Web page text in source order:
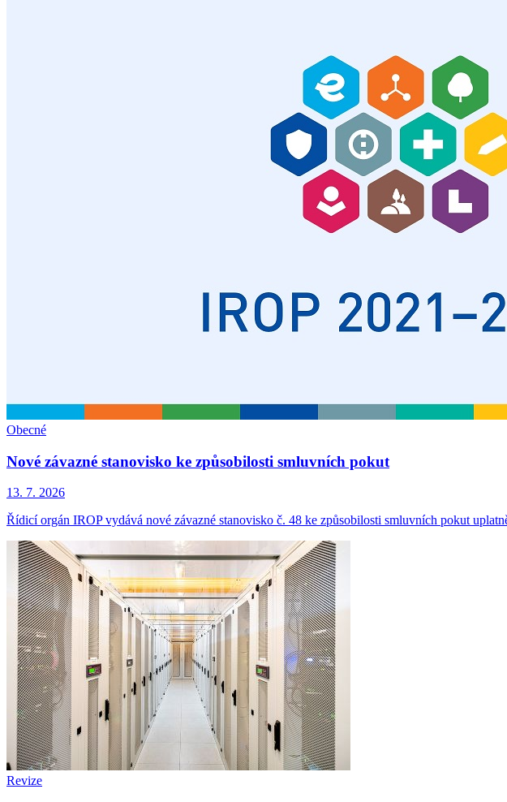
Obecné
Nové závazné stanovisko ke způsobilosti smluvních pokut
13. 7. 2026
Řídicí orgán IROP vydává nové závazné stanovisko č. 48 ke způsobilosti smluvních pokut
Revize